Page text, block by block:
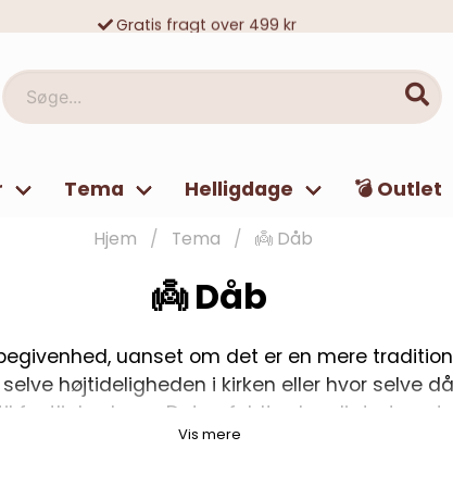
Gratis fragt over 499 kr
Søge...
Tema Helligdage 💣 Outlet
Hjem Tema 👼 Dåb
👼 Dåb
uanset om det er en mere
højtideligheden i kirken eller hvor selve
festlighederne. Det er fuldt ud muligt at
er barnedåb udendørs at foretrække.
Vis mere